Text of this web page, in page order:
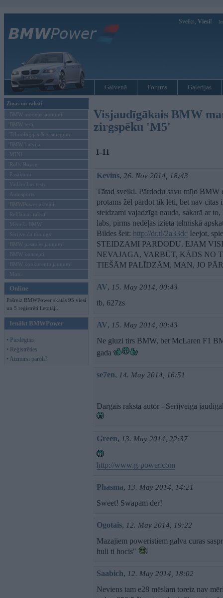
Sveiks, Viesi!
Galvenā Forums Galerijas
Ziņas un raksti
BMW modeļu jaunumi
BMW testi
Tehnoloģijas & sasniegumi
BMW Latvijā
MINI
Rolls-Royce
Pasākumi
Vadāmības tests
Autosports
BMWPower aktuāli
Reklāmas raksti
Mēneša BMW
Sērijveida tūnings
BMW pasaules jaunumi
BMW koncepti
BMW konkurentu jaunumi
Moto
Online
Pašreiz BMWPower skatās 95 viesi
un 5 reģistrēti lietotāji.
Ienākt BMWPower
• Pieslēgties
• Reģistrēties
• Aizmirsi paroli?
Visjaudīgākais BMW
zirgspēku 'M5'
1-11
Kevins, 26. Nov 2014, 18:43
Tātad sveiki. Pārdodu savu mīļo BMW
protams žēl pārdot tik lēti, bet nav
steidzami vajadzīga nauda, sakarā ar
labs, pirms nedēļas izieta tehniskā
Bildes šeit: http://dr.tl/2a33dc Ieejot,
STEIDZAMI PARDODU. EJAM
NEVAJAGA, VARBŪT, KĀDS NO
TIEŠĀM PALĪDZĀM, MAN, JO
AV, 15. May 2014, 00:43
tb, 627zs
AV, 15. May 2014, 00:43
Ne gluzi tirs BMW, bet McLaren F1
gada
se7en, 14. May 2014, 16:51
Dargais raksta autor - Serijveiga
Green, 13. May 2014, 22:37
http://www.g-power.com
Phasma, 13. May 2014, 14:21
Sweet! Swapam der!
Ogotais, 12. May 2014, 19:22
Mazajiem poweristiem galva curas
huli ti hocis"
Saabich, 12. May 2014, 18:02
Neviens tam e28 mēslam toreiz nav